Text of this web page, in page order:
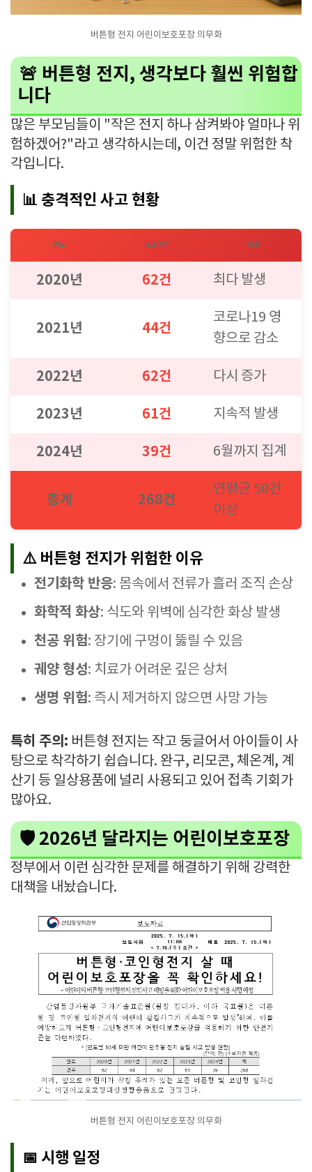
버튼형 전지 어린이보호포장 의무화
🚨 버튼형 전지, 생각보다 훨씬 위험합
니다
많은 부모님들이 "작은 전지 하나 삼켜봐야 얼마나 위
험하겠어?"라고 생각하시는데, 이건 정말 위험한 착
각입니다.
📊 충격적인 사고 현황
연도 사고 건수 특징
2020년 62건 최다 발생
2021년 44건
코로나19 영
향으로 감소
2022년 62건 다시 증가
2023년 61건 지속적 발생
2024년 39건 6월까지 집계
총계 268건
연평균 50건
이상
⚠️ 버튼형 전지가 위험한 이유
전기화학 반응: 몸속에서 전류가 흘러 조직 손상
화학적 화상: 식도와 위벽에 심각한 화상 발생
천공 위험: 장기에 구멍이 뚫릴 수 있음
궤양 형성: 치료가 어려운 깊은 상처
생명 위험: 즉시 제거하지 않으면 사망 가능
특히 주의: 버튼형 전지는 작고 둥글어서 아이들이 사
탕으로 착각하기 쉽습니다. 완구, 리모콘, 체온계, 계
산기 등 일상용품에 널리 사용되고 있어 접촉 기회가
많아요.
🛡️ 2026년 달라지는 어린이보호포장
정부에서 이런 심각한 문제를 해결하기 위해 강력한
대책을 내놨습니다.
버튼형 전지 어린이보호포장 의무화
📅 시행 일정